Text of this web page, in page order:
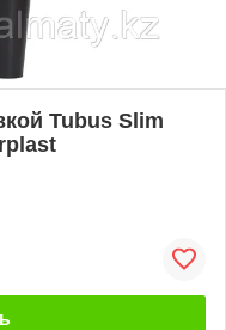
Tubus Slim